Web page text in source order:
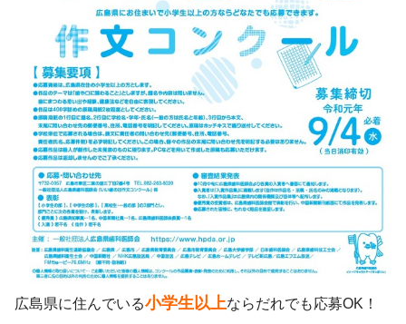
広島県に住んでいる小学生以上ならだれでも応募OK！